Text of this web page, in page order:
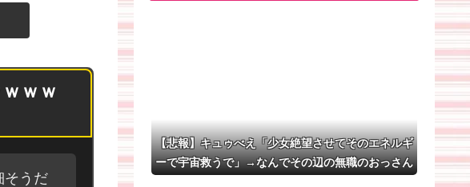
ｗｗ
そうだ
【悲報】キュゥべえ「少女絶望させてそのエネルギ
ーで宇宙救うで」→なんでその辺の無職のおっさん